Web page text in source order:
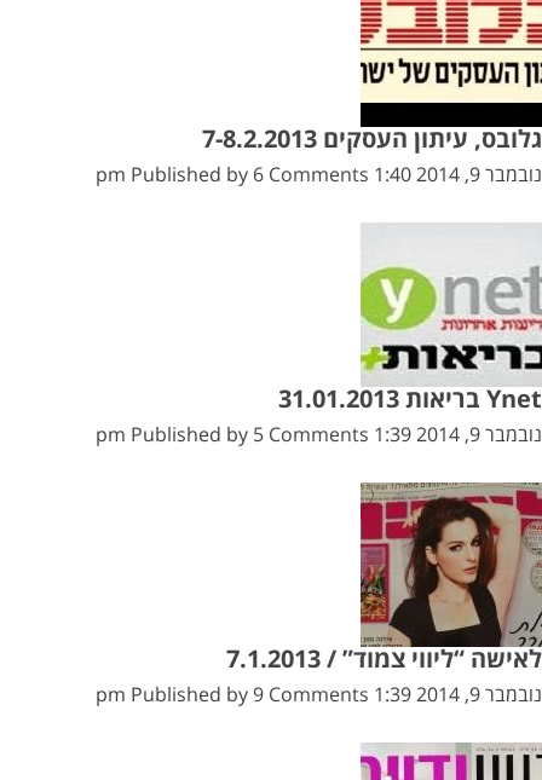
גלובס, עיתון העסקים 7-8.2.2013
נובמבר 9, 2014 1:40 pm Published by 6 Comments
Ynet בריאות 31.01.2013
נובמבר 9, 2014 1:39 pm Published by 5 Comments
לאישה “ליווי צמוד” / 7.1.2013
נובמבר 9, 2014 1:39 pm Published by 9 Comments